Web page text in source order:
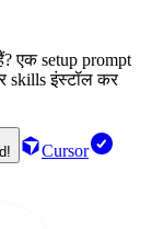
एक setup prompt
skills इंस्टॉल कर
Cursor